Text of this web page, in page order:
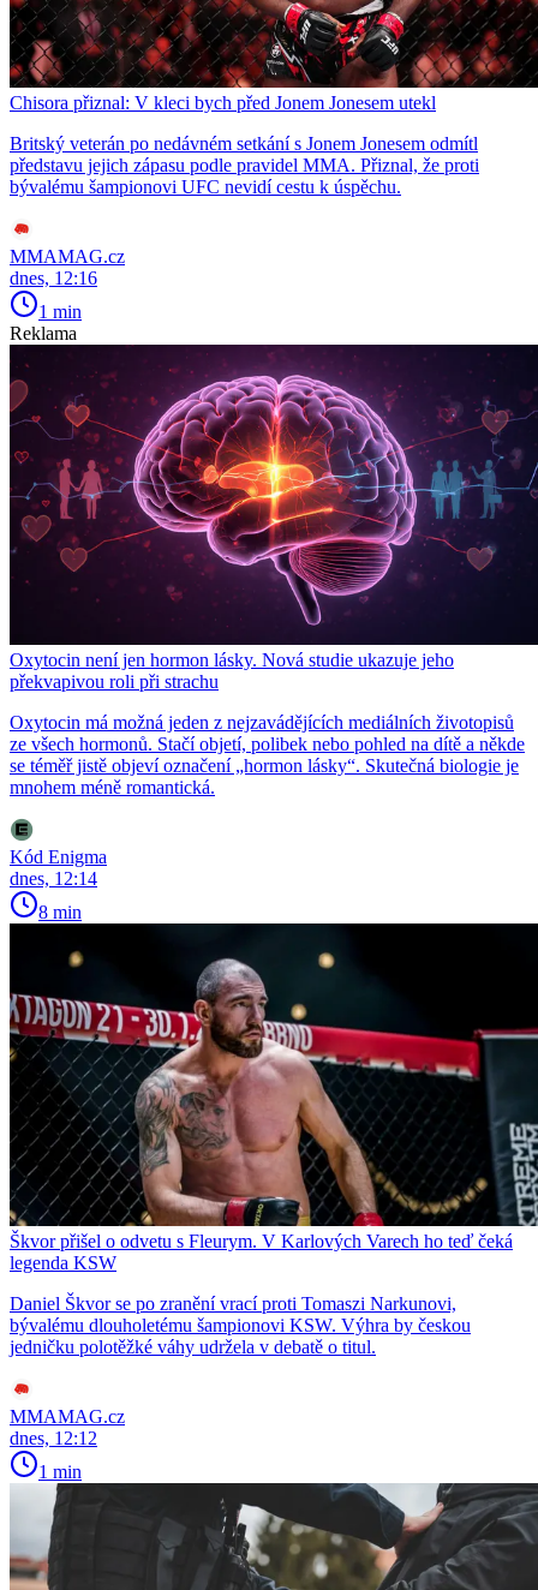
Chisora přiznal: V kleci bych před Jonem Jonesem utekl
Britský veterán po nedávném setkání s Jonem Jonesem odmítl
představu jejich zápasu podle pravidel MMA. Přiznal, že proti
bývalému šampionovi UFC nevidí cestu k úspěchu.
MMAMAG.cz
dnes, 12:16
1 min
Reklama
Oxytocin není jen hormon lásky. Nová studie ukazuje jeho
překvapivou roli při strachu
Oxytocin má možná jeden z nejzavádějících mediálních životopisů
ze všech hormonů. Stačí objetí, polibek nebo pohled na dítě a někde
se téměř jistě objeví označení „hormon lásky“. Skutečná biologie je
mnohem méně romantická.
Kód Enigma
dnes, 12:14
8 min
Škvor přišel o odvetu s Fleurym. V Karlových Varech ho teď čeká
legenda KSW
Daniel Škvor se po zranění vrací proti Tomaszi Narkunovi,
bývalému dlouholetému šampionovi KSW. Výhra by českou
jedničku polotěžké váhy udržela v debatě o titul.
MMAMAG.cz
dnes, 12:12
1 min